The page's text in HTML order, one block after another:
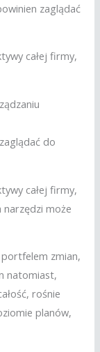
zaglądać
całej firmy,
do
całej firmy,
może
zmian,
natomiast,
rośnie
planów,